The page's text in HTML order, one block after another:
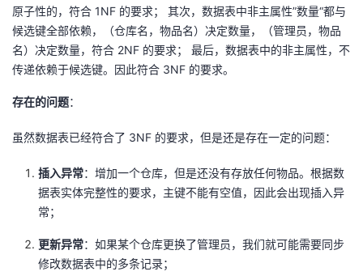
原子性的，符合 1NF 的要求； 其次，数据表中非主属性”数量“都与
候选键全部依赖，（仓库名，物品名）决定数量，（管理员，物品
名）决定数量，符合 2NF 的要求； 最后，数据表中的非主属性，不
传递依赖于候选键。因此符合 3NF 的要求。
存在的问题：
虽然数据表已经符合了 3NF 的要求，但是还是存在一定的问题：
插入异常：增加一个仓库，但是还没有存放任何物品。根据数
据表实体完整性的要求，主键不能有空值，因此会出现插入异
常；
更新异常：如果某个仓库更换了管理员，我们就可能需要同步
修改数据表中的多条记录；